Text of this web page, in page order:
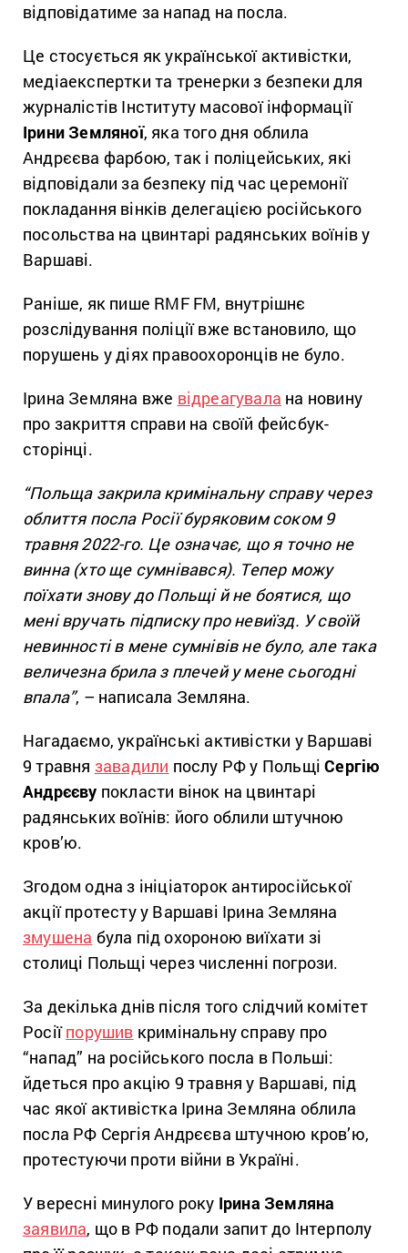
відповідатиме за напад на посла.
Це стосується як української активістки,
медіаекспертки та тренерки з безпеки для
журналістів Інституту масової інформації
Ірини Земляної, яка того дня облила
Андрєєва фарбою, так і поліцейських, які
відповідали за безпеку під час церемонії
покладання вінків делегацією російського
посольства на цвинтарі радянських воїнів у
Варшаві.
Раніше, як пише RMF FM, внутрішнє
розслідування поліції вже встановило, що
порушень у діях правоохоронців не було.
Ірина Земляна вже відреагувала на новину
про закриття справи на своїй фейсбук-
сторінці.
“Польща закрила кримінальну справу через
облиття посла Росії буряковим соком 9
травня 2022-го. Це означає, що я точно не
винна (хто ще сумнівався). Тепер можу
поїхати знову до Польщі й не боятися, що
мені вручать підписку про невиїзд. У своїй
невинності в мене сумнівів не було, але така
величезна брила з плечей у мене сьогодні
впала”, – написала Земляна.
Нагадаємо, українські активістки у Варшаві
9 травня завадили послу РФ у ПольщіСергію
Андрєєву покласти вінок на цвинтарі
радянських воїнів: його облили штучною
кров’ю.
Згодом одна з ініціаторок антиросійської
акції протесту у Варшаві Ірина Земляна
змушена була під охороною виїхати зі
столиці Польщі через численні погрози.
За декілька днів після того слідчий комітет
Росіїпорушив кримінальну справу про
“напад” на російського посла в Польші:
йдеться про акцію 9 травня у Варшаві, під
час якої активістка Ірина Земляна облила
посла РФ Сергія Андрєєва штучною кров’ю,
протестуючи проти війни в Україні.
У вересні минулого року Ірина Земляна
заявила, що в РФ подали запит до Інтерполу